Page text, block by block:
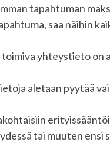
tapahtuman
saa näihin
yhteystieto on
aletaan pyytää
tai muuten ensi